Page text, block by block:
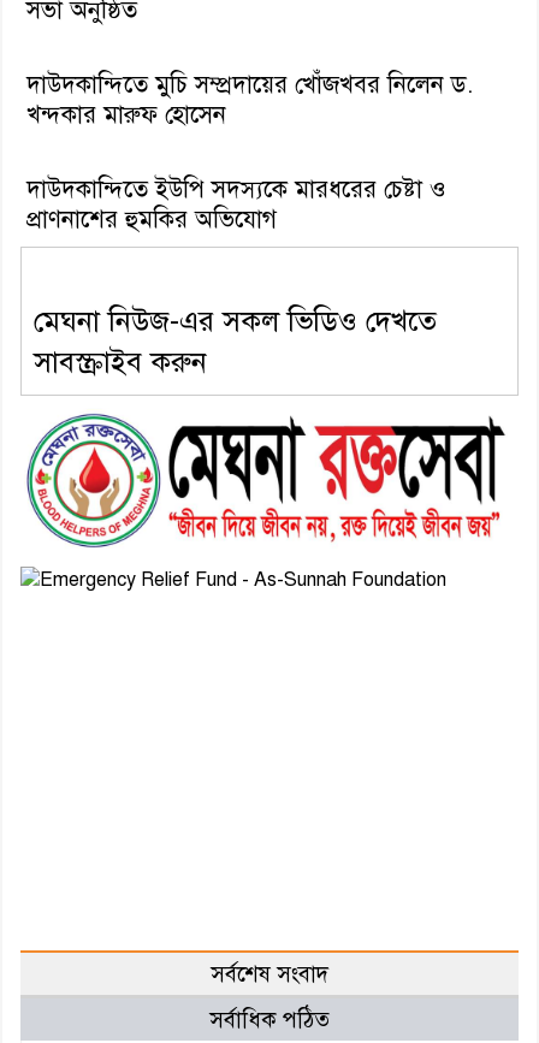
সভা অনুষ্ঠিত
দাউদকান্দিতে মুচি সম্প্রদায়ের খোঁজখবর নিলেন ড.
খন্দকার মারুফ হোসেন
দাউদকান্দিতে ইউপি সদস্যকে মারধরের চেষ্টা ও
প্রাণনাশের হুমকির অভিযোগ
মেঘনা নিউজ-এর সকল ভিডিও দেখতে
সাবস্ক্রাইব করুন
সর্বশেষ সংবাদ
সর্বাধিক পঠিত